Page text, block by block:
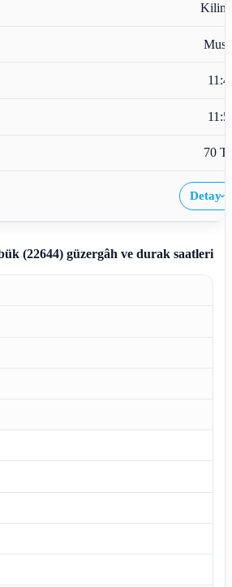
70
Detay›
(22644)güzergâh ve durak saatleri